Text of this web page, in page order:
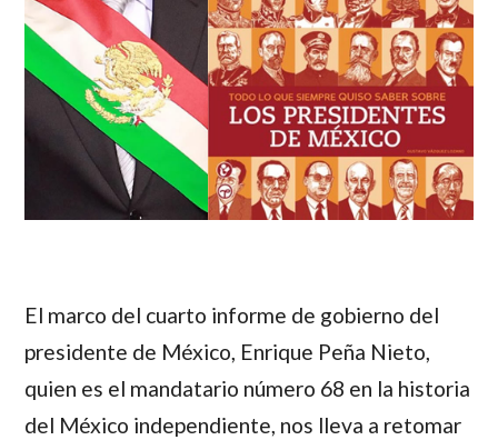
El marco del cuarto informe de gobierno del
presidente de México, Enrique Peña Nieto,
quien es el mandatario número 68 en la historia
del México independiente, nos lleva a retomar